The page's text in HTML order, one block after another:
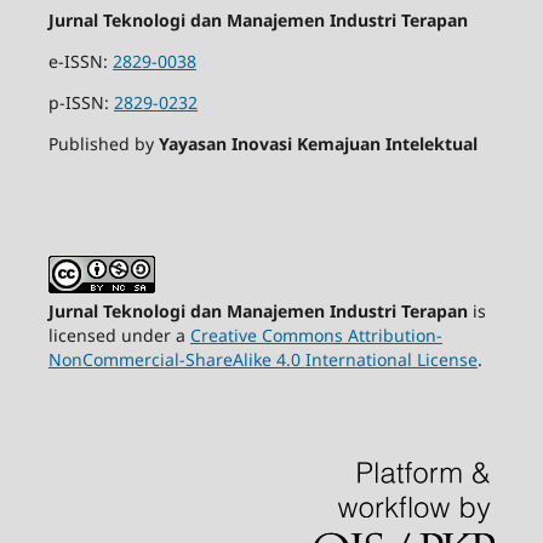
Jurnal Teknologi dan Manajemen Industri Terapan
e-ISSN: 2829-0038
p-ISSN: 2829-0232
Published by Yayasan Inovasi Kemajuan Intelektual
Jurnal Teknologi dan Manajemen Industri Terapanis
licensed under a Creative Commons Attribution-
NonCommercial-ShareAlike 4.0 International License.